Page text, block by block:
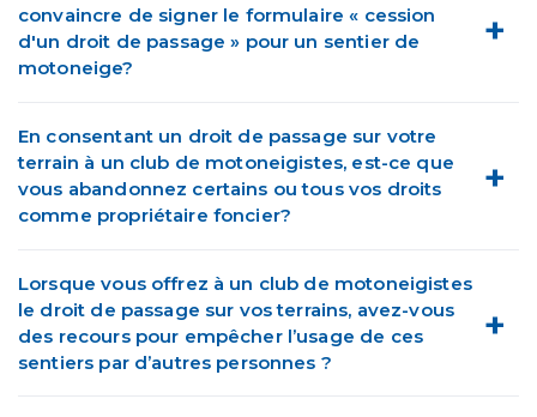
convaincre de signer le formulaire « cession
d'un droit de passage » pour un sentier de
motoneige?
En consentant un droit de passage sur votre
terrain à un club de motoneigistes, est-ce que
vous abandonnez certains ou tous vos droits
comme propriétaire foncier?
Lorsque vous offrez à un club de motoneigistes
le droit de passage sur vos terrains, avez-vous
des recours pour empêcher l’usage de ces
sentiers par d’autres personnes ?